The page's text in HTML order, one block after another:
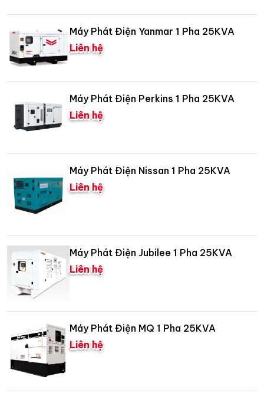
Máy Phát Điện Yanmar 1 Pha 25KVA
Liên hệ
Máy Phát Điện Perkins 1 Pha 25KVA
Liên hệ
Máy Phát Điện Nissan 1 Pha 25KVA
Liên hệ
Máy Phát Điện Jubilee 1 Pha 25KVA
Liên hệ
Máy Phát Điện MQ 1 Pha 25KVA
Liên hệ